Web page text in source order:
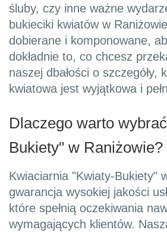
śluby, czy inne ważne
bukieciki kwiatów w
dobierane i komponowane,
dokładnie to, co chcesz
naszej dbałości o szczegóły,
kwiatowa jest wyjątkowa i
Dlaczego warto
Bukiety" w Raniżowie?
Kwiaciarnia "Kwiaty-Bukiety"
gwarancja wysokiej jakości
które spełnią oczekiwania
wymagających klientów.